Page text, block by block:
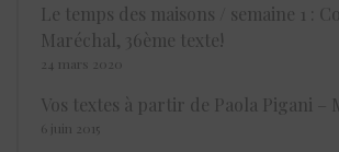
Le temps des maisons / semaine 1 :
Maréchal, 36ème texte!
24 mars 2020
Vos textes à partir de Paola Pigani –
6 juin 2015